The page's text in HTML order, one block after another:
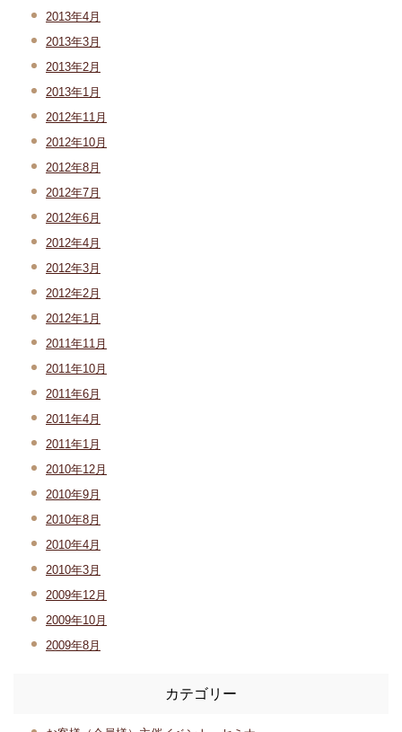
2013年4月
2013年3月
2013年2月
2013年1月
2012年11月
2012年10月
2012年8月
2012年7月
2012年6月
2012年4月
2012年3月
2012年2月
2012年1月
2011年11月
2011年10月
2011年6月
2011年4月
2011年1月
2010年12月
2010年9月
2010年8月
2010年4月
2010年3月
2009年12月
2009年10月
2009年8月
カテゴリー